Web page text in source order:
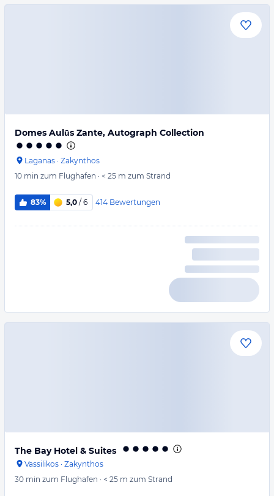
Domes Aulūs Zante, Autograph Collection
Laganas · Zakynthos
10 min zum Flughafen · < 25 m zum Strand
83% 5,0 / 6 414 Bewertungen
The Bay Hotel & Suites
Vassilikos · Zakynthos
30 min zum Flughafen · < 25 m zum Strand